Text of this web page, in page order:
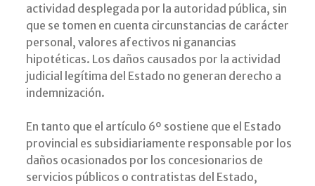
actividad desplegada por la autoridad pública, sin
que se tomen en cuenta circunstancias de carácter
personal, valores afectivos ni ganancias
hipotéticas. Los daños causados por la actividad
judicial legítima del Estado no generan derecho a
indemnización.
En tanto que el artículo 6º sostiene que el Estado
provincial es subsidiariamente responsable por los
daños ocasionados por los concesionarios de
servicios públicos o contratistas del Estado,